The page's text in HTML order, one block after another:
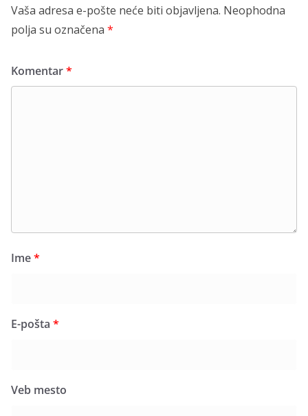
Vaša adresa e-pošte neće biti objavljena. Neophodna
polja su označena *
Komentar*
Ime*
E-pošta *
Veb mesto